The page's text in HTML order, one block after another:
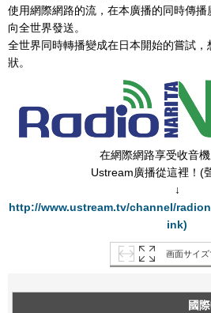
使用網際網路的流，在本廣播的同時傳
向全世界發送。
全世界同時轉播變成在日本開始的嘗試
狀。
在網際網路享受收音機
Ustream廣播從這裡！(
↓
http://www.ustream.tv/channel/
ink)
画面サイ
國